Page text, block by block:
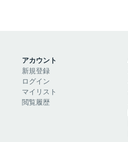
アカウント
新規登録
ログイン
マイリスト
閲覧履歴